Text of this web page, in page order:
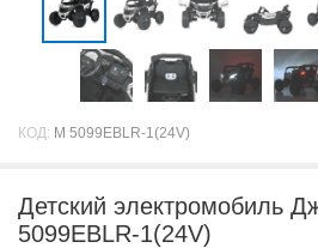
КОД: M 5099EBLR-1(24V)
Детский электромобиль
5099EBLR-1(24V)